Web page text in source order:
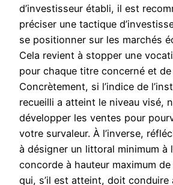
d’investisseur établi, il est
préciser une tactique
se positionner sur les marchés
Cela revient à stopper une
pour chaque titre concerné et de
Concrètement, si l’indice de
recueilli a atteint le niveau visé,
développer les ventes pour
votre survaleur. À l’inverse,
à désigner un littoral minimum à
concorde à hauteur maximum
qui, s’il est atteint, doit conduire